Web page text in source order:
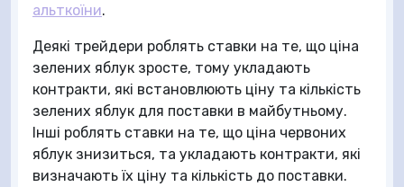
альткоїни.
Деякі трейдери роблять ставки на те, що ціна
зелених яблук зросте, тому укладають
контракти, які встановлюють ціну та кількість
зелених яблук для поставки в майбутньому.
Інші роблять ставки на те, що ціна червоних
яблук знизиться, та укладають контракти, які
визначають їх ціну та кількість до поставки.